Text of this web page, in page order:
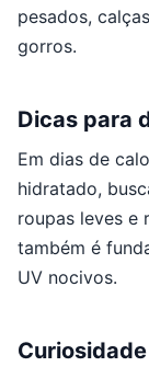
pesados,
gorros.
Dicas para
Em dias de
hidratado,
roupas leves e
também é
UV nocivos.